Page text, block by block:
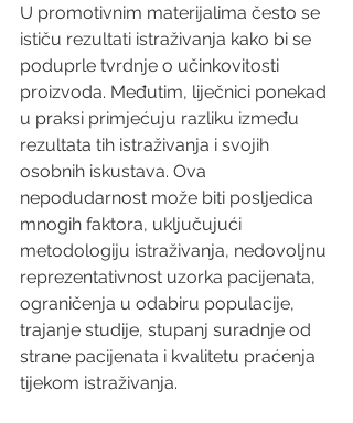
U promotivnim materijalima često se
ističu rezultati istraživanja kako bi se
poduprle tvrdnje o učinkovitosti
proizvoda. Međutim, liječnici ponekad
u praksi primjećuju razliku između
rezultata tih istraživanja i svojih
osobnih iskustava. Ova
nepodudarnost može biti posljedica
mnogih faktora, uključujući
metodologiju istraživanja, nedovoljnu
reprezentativnost uzorka pacijenata,
ograničenja u odabiru populacije,
trajanje studije, stupanj suradnje od
strane pacijenata i kvalitetu praćenja
tijekom istraživanja.